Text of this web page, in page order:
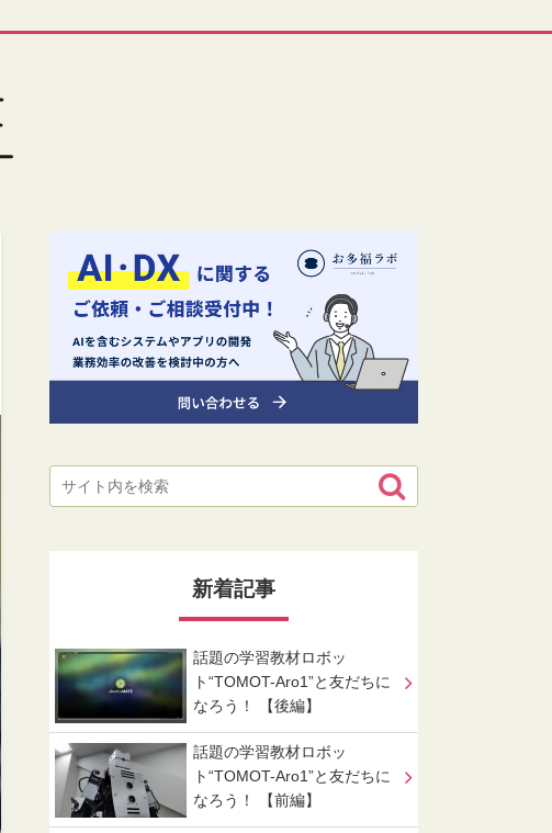
新着記事
話題の学習教材ロボッ
ト“TOMOT-Aro1”と友だちに
なろう！ 【後編】
話題の学習教材ロボッ
ト“TOMOT-Aro1”と友だちに
なろう！ 【前編】